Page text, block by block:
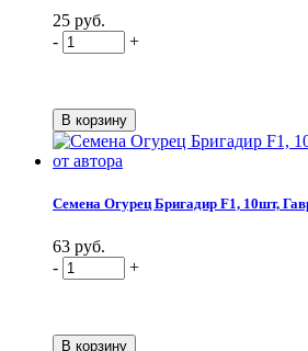
25 руб.
-
+
Семена Огурец Бригадир F1, 10шт,
63 руб.
-
+